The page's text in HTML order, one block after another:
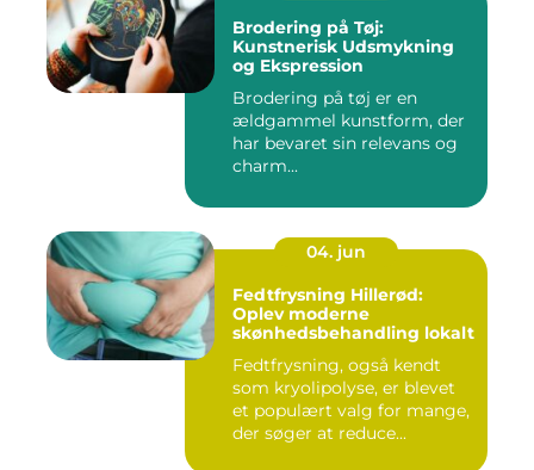
Brodering på Tøj:
Kunstnerisk Udsmykning
og Ekspression
Brodering på tøj er en
ældgammel kunstform, der
har bevaret sin relevans og
charm...
04. jun
Fedtfrysning Hillerød:
Oplev moderne
skønhedsbehandling lokalt
Fedtfrysning, også kendt
som kryolipolyse, er blevet
et populært valg for mange,
der søger at reduce...